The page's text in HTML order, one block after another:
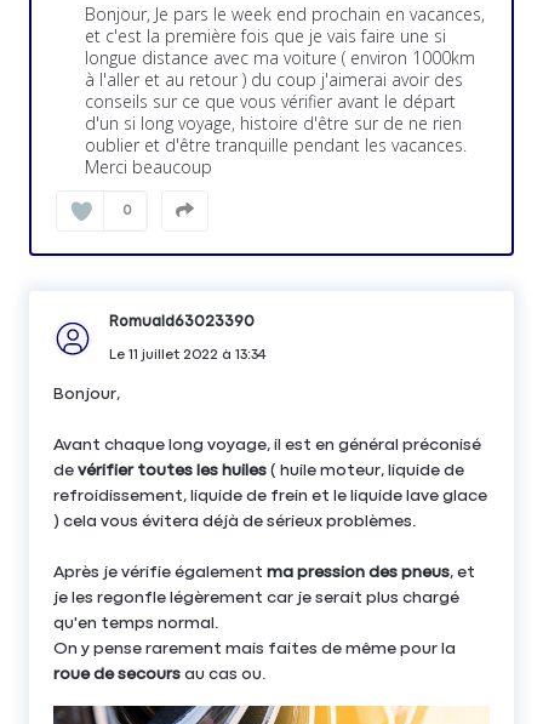
Bonjour, Je pars le week end prochain en vacances,
et c'est la première fois que je vais faire une si
longue distance avec ma voiture ( environ 1000km
à l'aller et au retour ) du coup j'aimerai avoir des
conseils sur ce que vous vérifier avant le départ
d'un si long voyage, histoire d'être sur de ne rien
oublier et d'être tranquille pendant les vacances.
Merci beaucoup
0
Romuald63023390
Le 11 juillet 2022à 13:34
Bonjour,
Avant chaque long voyage, il est en général préconisé
de vérifier toutes les huiles ( huile moteur, liquide de
refroidissement, liquide de frein et le liquide lave glace
) cela vous évitera déjà de sérieux problèmes.
Après je vérifie également ma pression des pneus, et
je les regonfle légèrement car je serait plus chargé
qu'en temps normal.
On y pense rarement mais faites de même pour la
roue de secours au cas ou.